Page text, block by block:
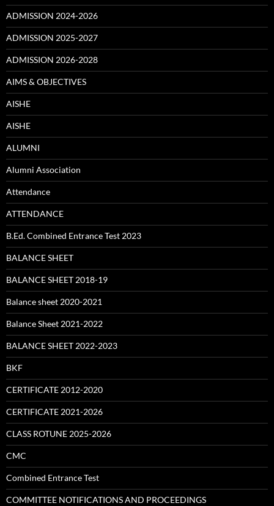
ADMISSION 2024-2026
ADMISSION 2025-2027
ADMISSION 2026-2028
AIMS & OBJECTIVES
AISHE
AISHE
ALUMNI
Alumni Association
Attendance
ATTENDANCE
B.Ed. Combined Entrance Test 2023
BALANCE SHEET
BALANCE SHEET 2018-19
Balance sheet 2020-2021
Balance Sheet 2021-2022
BALANCE SHEET 2022-2023
BKF
CERTIFICATE 2012-2020
CERTIFICATE 2021-2026
CLASS ROTUNE 2025-2026
CMC
Combined Entrance Test
COMMITTEE NOTIFICATIONS AND PROCEEDINGS